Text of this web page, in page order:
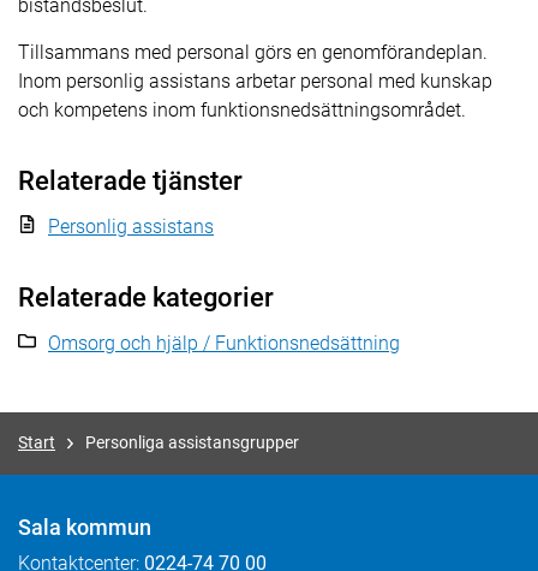
biståndsbeslut.
Tillsammans med personal görs en genomförandeplan.
Inom personlig assistans arbetar personal med kunskap
och kompetens inom funktionsnedsättningsområdet.
Relaterade tjänster
Personlig assistans
Relaterade kategorier
Omsorg och hjälp / Funktionsnedsättning
Start Personliga assistansgrupper
Sala kommun
Kontaktcenter: 0224-74 70 00